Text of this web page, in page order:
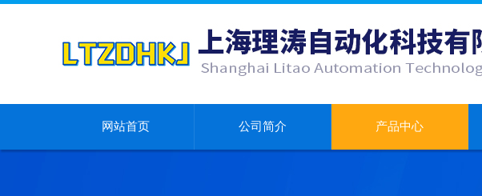
网站首页 公司简介 产品中心